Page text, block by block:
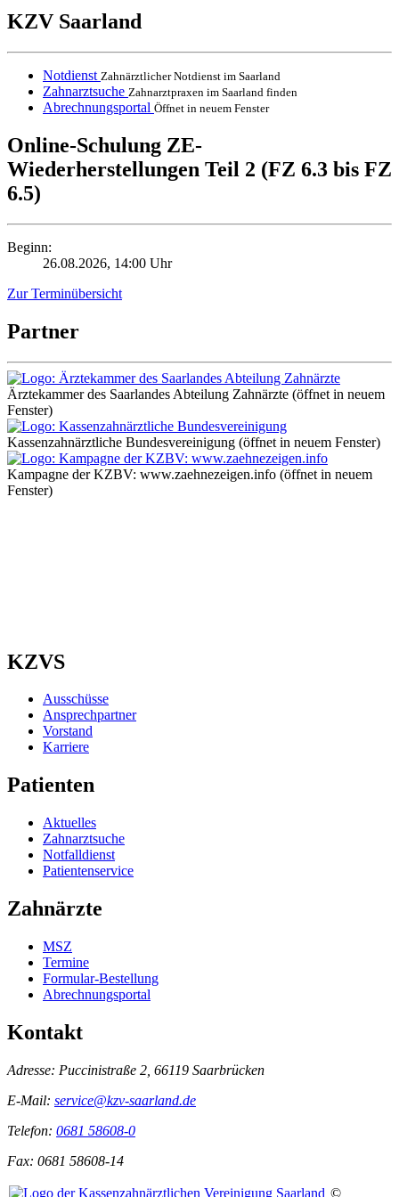
KZV Saarland
Notdienst Zahnärztlicher Notdienst im Saarland
Zahnarztsuche Zahnarztpraxen im Saarland finden
Abrechnungsportal Öffnet in neuem Fenster
Online-Schulung ZE-
Wiederherstellungen Teil 2 (FZ 6.3 bis FZ
6.5)
Beginn:
26.08.2026, 14:00 Uhr
Zur Terminübersicht
Partner
Ärztekammer des Saarlandes Abteilung Zahnärzte (öffnet in neuem
Fenster)
Kassenzahnärztliche Bundesvereinigung (öffnet in neuem Fenster)
Kampagne der KZBV: www.zaehnezeigen.info (öffnet in neuem
Fenster)
KZVS
Ausschüsse
Ansprechpartner
Vorstand
Karriere
Patienten
Aktuelles
Zahnarztsuche
Notfalldienst
Patientenservice
Zahnärzte
MSZ
Termine
Formular-Bestellung
Abrechnungsportal
Kontakt
Adresse: Puccinistraße 2, 66119 Saarbrücken
E-Mail: service@kzv-saarland.de
Telefon: 0681 58608-0
Fax: 0681 58608-14
©